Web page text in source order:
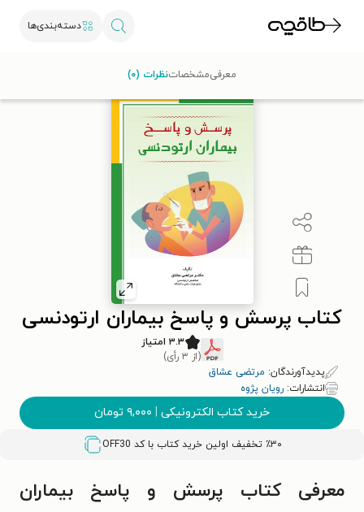
دسته‌بندی‌ها
کتاب پرسش و پاسخ بیماران ارتودنسی
۳.۳ امتیاز
(از ۳ رأی)
پدیدآورندگان: مرتضی عشاق
انتشارات: رویان پژوه
خرید کتاب الکترونیکی | ۹,۰۰۰ تومان
٪۳۰ تخفیف اولین خرید کتاب با کد OFF30
معرفیمشخصاتنظرات (۰)
معرفی کتاب پرسش و پاسخ بیماران